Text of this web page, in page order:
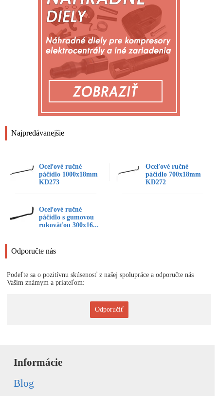
Najpredávanejšie
Oceľové ručné
páčidlo 1000x18mm
KD273
Oceľové ručné
páčidlo 700x18mm
KD272
Oceľové ručné
páčidlo s gumovou
rukoväťou 300x16...
Odporučte nás
Podeľte sa o pozitívnu skúsenosť z našej spolupráce a odporučte nás
Vašim známym a priateľom:
Odporučiť
Informácie
Blog